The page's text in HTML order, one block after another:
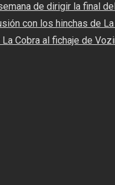
de dirigir la final
con los hinchas de
Cobra al fichaje de